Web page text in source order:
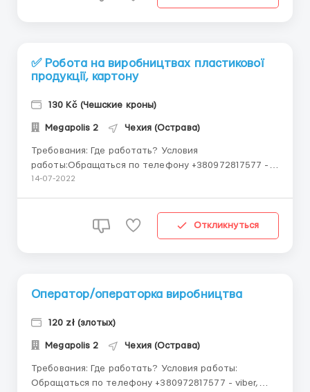
✅ Робота на виробництвах пластикової
продукції, картону
130 Kč (Чешские кроны)
Megapolis 2 Чехия (Острава)
Требования: Где работать? Условия
работы:Обращаться по телефону +380972817577 -
viber, telegram, whatsapp 🔥 Робота для чоловіків в
Оператори ліній 👉Пакувальники п...
14-07-2022
Откликнуться
Оператор/операторка виробництва
120 zł (злотых)
Megapolis 2 Чехия (Острава)
Требования: Где работать? Условия работы:
Обращаться по телефону +380972817577 - viber,